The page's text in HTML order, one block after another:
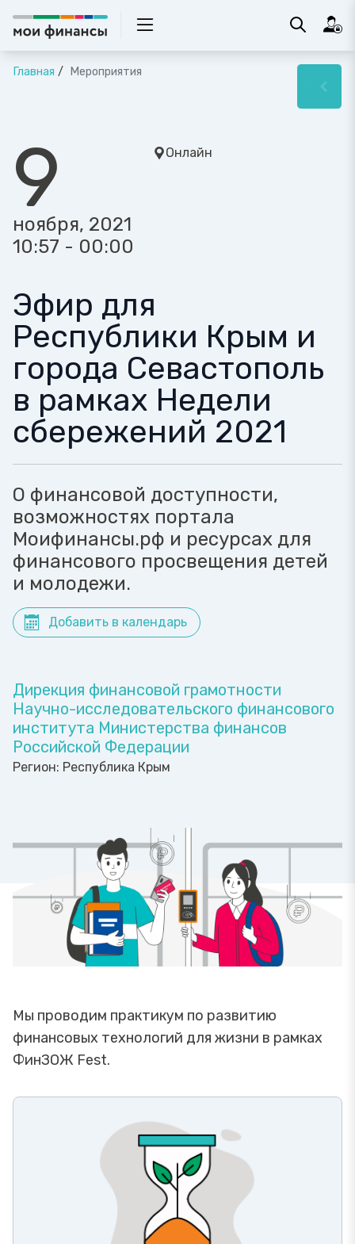
Главная Мероприятия
9
ноября, 2021
10:57 - 00:00
Онлайн
Эфир для
Республики Крым и
города Севастополь
в рамках Недели
сбережений 2021
О финансовой доступности,
возможностях портала
Моифинансы.рф и ресурсах для
финансового просвещения детей
и молодежи.
Добавить в календарь
Дирекция финансовой грамотности
Научно-исследовательского финансового
института Министерства финансов
Российской Федерации
Регион: Республика Крым
Мы проводим практикум по развитию
финансовых технологий для жизни в рамках
ФинЗОЖ Fest.